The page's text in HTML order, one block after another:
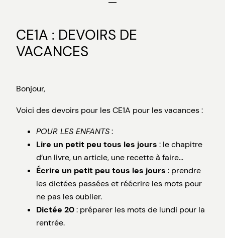
CE1A : DEVOIRS DE
VACANCES
Bonjour,
Voici des devoirs pour les CE1A pour les vacances :
POUR LES ENFANTS:
Lire un petit peu tous les jours : le chapitre
d’un livre, un article, une recette à faire…
Écrire un petit peu tous les jours : prendre
les dictées passées et réécrire les mots pour
ne pas les oublier.
Dictée 20: préparer les mots de lundi pour la
rentrée.